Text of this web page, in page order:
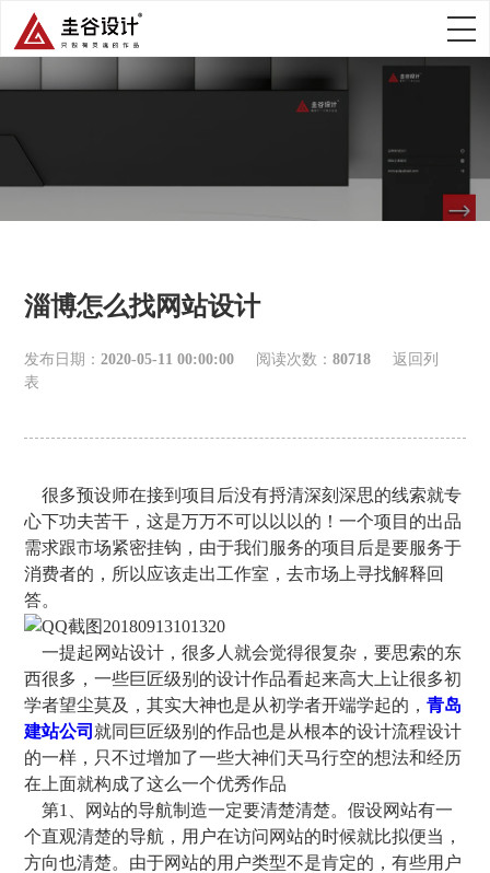
淄博怎么找网站设计
发布日期：2020-05-11 00:00:00 阅读次数：80718
返回列
表
很多预设师在接到项目后没有捋清深刻深思的线索就专
心下功夫苦干，这是万万不可以以以的！一个项目的出品
需求跟市场紧密挂钩，由于我们服务的项目后是要服务于
消费者的，所以应该走出工作室，去市场上寻找解释回
答。
一提起网站设计，很多人就会觉得很复杂，要思索的东
西很多，一些巨匠级别的设计作品看起来高大上让很多初
学者望尘莫及，其实大神也是从初学者开端学起的，青岛
建站公司 就同巨匠级别的作品也是从根本的设计流程设计
的一样，只不过增加了一些大神们天马行空的想法和经历
在上面就构成了这么一个优秀作品
第1、网站的导航制造一定要清楚清楚。假设网站有一
个直观清楚的导航，用户在访问网站的时候就比拟便当，
方向也清楚。由于网站的用户类型不是肯定的，有些用户